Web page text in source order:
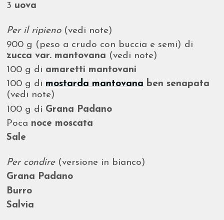
3 uova
Per il ripieno(vedi note)
900 g (peso a crudo con buccia e semi) di
zucca var. mantovana (vedi note)
100 g di amaretti mantovani
100 g di mostarda mantovana ben senapata
(vedi note)
100 g di Grana Padano
Poca noce moscata
Sale
Per condire(versione in bianco)
Grana Padano
Burro
Salvia